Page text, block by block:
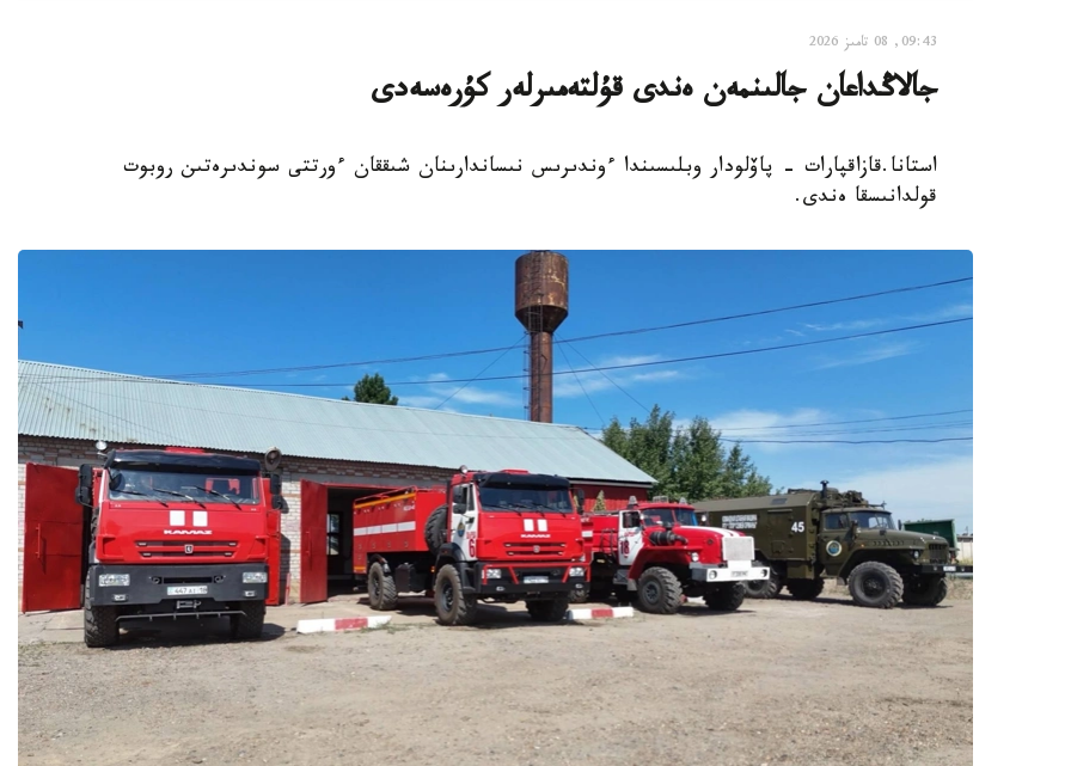
09:43, 08 تامىز 2026
جالاڭداعان جالىنمەن ەندى قۇلتەمىرلەر كۇرەسەدى
استانا.قازاقپارات - پاۆلودار وبلىسىندا ءوندىرىس نىساندارىنان شىققان ءورتتى سوندىرەتىن روبوت
قولدانىسقا ەندى.